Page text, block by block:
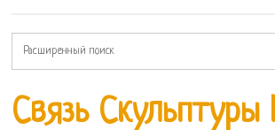
Связь Скульптуры